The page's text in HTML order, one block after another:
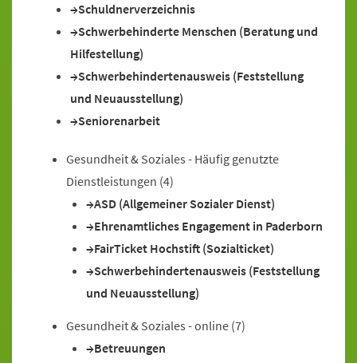
Schuldnerverzeichnis
Schwerbehinderte Menschen (Beratung und
Hilfestellung)
Schwerbehindertenausweis (Feststellung
und Neuausstellung)
Seniorenarbeit
Gesundheit & Soziales - Häufig genutzte
Dienstleistungen (4)
ASD (Allgemeiner Sozialer Dienst)
Ehrenamtliches Engagement in Paderborn
FairTicket Hochstift (Sozialticket)
Schwerbehindertenausweis (Feststellung
und Neuausstellung)
Gesundheit & Soziales - online (7)
Betreuungen